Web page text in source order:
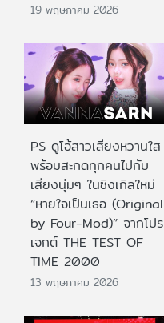
19 พฤษภาคม 2026
PS ดูโอ้สาวเสียงหวานใส
พร้อมสะกดทุกคนไปกับ
เสียงนุ่มๆ ในซิงเกิลใหม่
“หายใจเป็นเธอ (Original
by Four-Mod)” จากโปร
เจกต์ THE TEST OF
TIME 2000
13 พฤษภาคม 2026